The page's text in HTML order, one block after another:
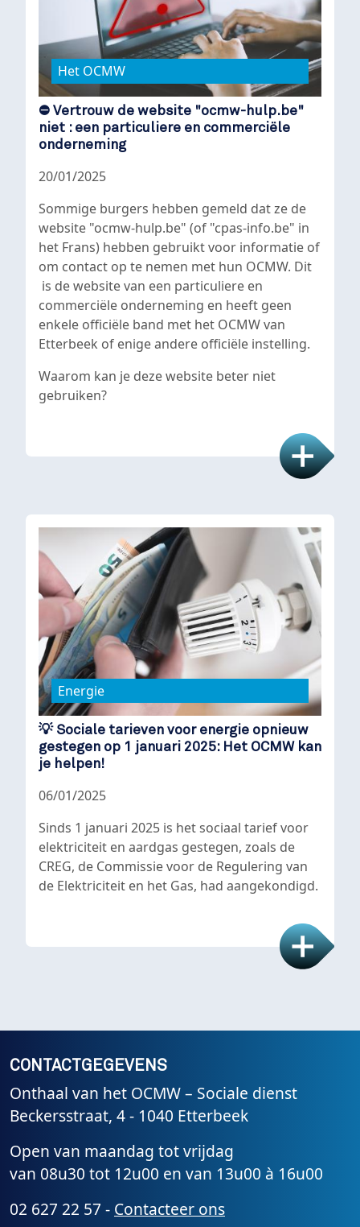
Het OCMW
⛔ Vertrouw de website "ocmw-hulp.be"
niet : een particuliere en commerciële
onderneming
20/01/2025
Sommige burgers hebben gemeld dat ze de
website "ocmw-hulp.be" (of "cpas-info.be" in
het Frans) hebben gebruikt voor informatie of
om contact op te nemen met hun OCMW. Dit
is de website van een particuliere en
commerciële onderneming en heeft geen
enkele officiële band met het OCMW van
Etterbeek of enige andere officiële instelling.
Waarom kan je deze website beter niet
gebruiken?
Energie
💡 Sociale tarieven voor energie opnieuw
gestegen op 1 januari 2025: Het OCMW kan
je helpen!
06/01/2025
Sinds 1 januari 2025 is het sociaal tarief voor
elektriciteit en aardgas gestegen, zoals de
CREG, de Commissie voor de Regulering van
de Elektriciteit en het Gas, had aangekondigd.
CONTACTGEGEVENS
Onthaal van het OCMW – Sociale dienst
Beckersstraat, 4 - 1040 Etterbeek
Open van maandag tot vrijdag
van 08u30 tot 12u00 en van 13u00 à 16u00
02 627 22 57 - Contacteer ons